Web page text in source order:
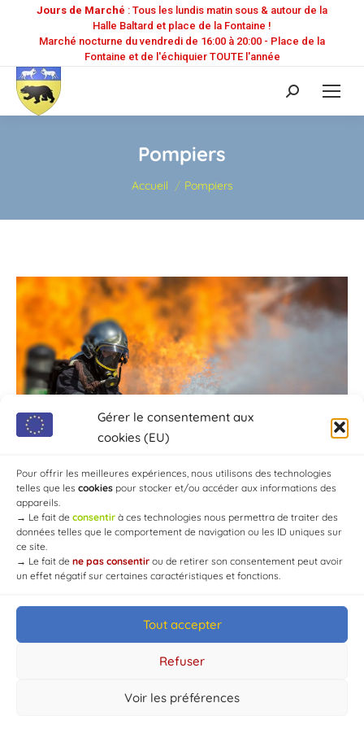
Gérer le consentement aux
cookies (EU)
Pour offrir les meilleures expériences, nous utilisons des technologies
telles que les cookies pour stocker et/ou accéder aux informations des
appareils.
→ Le fait de consentir à ces technologies nous permettra de traiter des
données telles que le comportement de navigation ou les ID uniques sur
ce site.
→ Le fait de ne pas consentir ou de retirer son consentement peut avoir
un effet négatif sur certaines caractéristiques et fonctions.
Tout accepter
Refuser
Voir les préférences
Jours de Marché : Tous les lundis matin sous & autour de la
Halle Baltard et place de la Fontaine !
Marché nocturne du vendredi de 16:00 à 20:00 - Place de la
Fontaine et de l'échiquier TOUTE l'année
Recherche
:
Pompiers
Vous êtes ici :
Accueil Pompiers
© Mairie de Chaource [2004-2024] | Tous droits réservés.
Developed byWEB3-DESIGN